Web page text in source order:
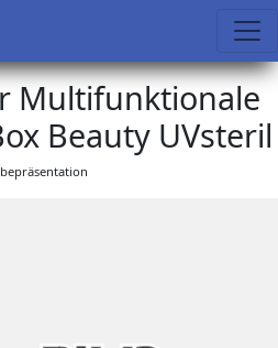
Multifunktionale
Beauty UVsteril